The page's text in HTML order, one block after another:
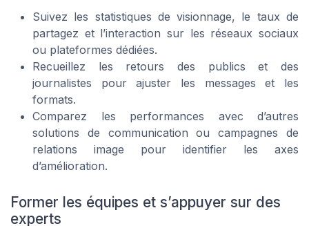
Suivez les statistiques de visionnage, le taux de
partagez et l’interaction sur les réseaux sociaux
ou plateformes dédiées.
Recueillez les retours des publics et des
journalistes pour ajuster les messages et les
formats.
Comparez les performances avec d’autres
solutions de communication ou campagnes de
relations image pour identifier les axes
d’amélioration.
Former les équipes et s’appuyer sur des
experts